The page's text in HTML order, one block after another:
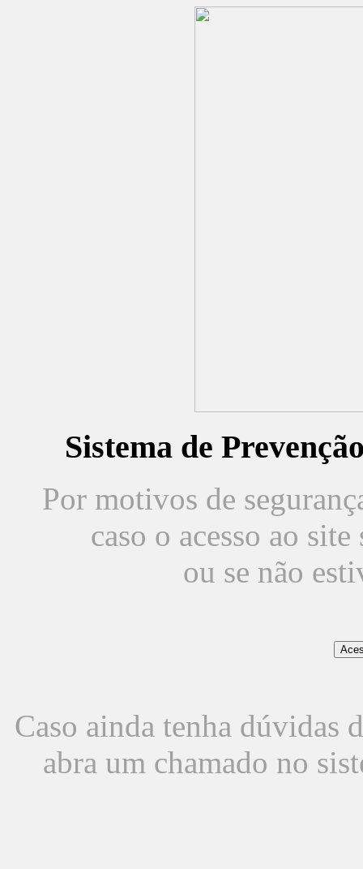
Sistema de
Por motivos de
caso o acesso ao
ou se não
Caso ainda tenha dúvidas
abra um chamado no